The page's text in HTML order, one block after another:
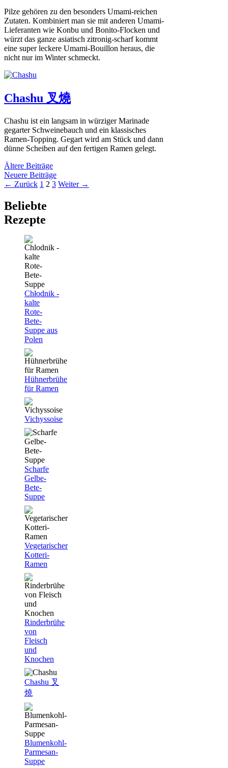
Pilze gehören zu den besonders Umami-reichen
Zutaten. Kombiniert man sie mit anderen Umami-
Lieferanten wie Konbu und Bonito-Flocken und
würzt das ganze asiatisch zitronig-scharf kommt
eine super leckere Umami-Bouillon heraus, die
nicht nur im Winter schmeckt.
Chashu 叉燒
Chashu ist ein langsam in würziger Marinade
gegarter Schweinebauch und ein klassisches
Ramen-Topping. Gegart wird am Stück und dann
dünne Scheiben auf den fertigen Ramen gelegt.
Ältere Beiträge
Neuere Beiträge
← Zurück Seite
1 Seite
2 Seite
3 Weiter →
Beliebte
Rezepte
Chłodnik -
kalte
Rote-
Bete-
Suppe aus
Polen
Hühnerbrühe
für Ramen
Vichyssoise
Scharfe
Gelbe-
Bete-
Suppe
Vegetarischer
Kotteri-
Ramen
Rinderbrühe
von
Fleisch
und
Knochen
Chashu 叉
燒
Blumenkohl-
Parmesan-
Suppe